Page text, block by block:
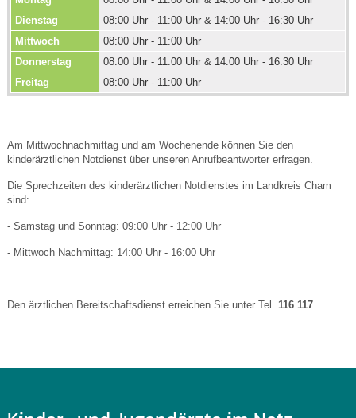
Dienstag
08:00 Uhr - 11:00 Uhr & 14:00 Uhr - 16:30 Uhr
Mittwoch
08:00 Uhr - 11:00 Uhr
Donnerstag
08:00 Uhr - 11:00 Uhr & 14:00 Uhr - 16:30 Uhr
Freitag
08:00 Uhr - 11:00 Uhr
Am Mittwochnachmittag und am Wochenende können Sie den
kinderärztlichen Notdienst über unseren Anrufbeantworter erfragen.
Die Sprechzeiten des kinderärztlichen Notdienstes im Landkreis Cham
sind:
- Samstag und Sonntag: 09:00 Uhr - 12:00 Uhr
- Mittwoch Nachmittag: 14:00 Uhr - 16:00 Uhr
Den ärztlichen Bereitschaftsdienst erreichen Sie unter Tel. 116 117